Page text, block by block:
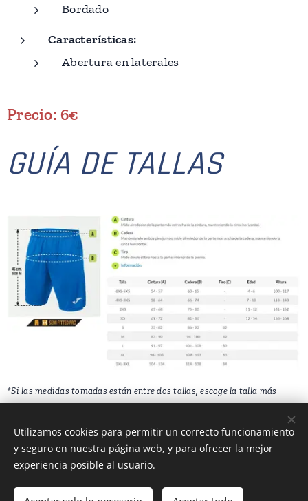
Bordado
Características:
Abertura en laterales
Precio: 6€
GUÍA DE TALLAS
*Si las medidas tomadas están entre dos tallas, escoge la talla más
prefieres un ajuste más holgado.
*La edad y la altura son solo datos orientativos.
Utilizamos cookies para permitir un correcto funcionamiento
y seguro en nuestra página web, y para ofrecer la mejor
experiencia posible al usuario.